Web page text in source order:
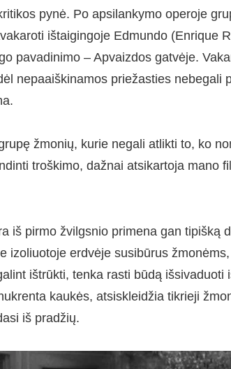
pynė. Po apsilankymo operoje
ištaigingoje Edmundo (Enrique
pavadinimo – Apvaizdos gatvėje.
nepaaiškinamos priežasties nebegali
žmonių, kurie negali atlikti to, ko
troškimo, dažnai atsikartoja mano
iš pirmo žvilgsnio primena gan tipišką
izoliuotoje erdvėje susibūrus
ištrūkti, tenka rasti būdą išsivaduoti
kaukės, atsiskleidžia tikrieji
iš pradžių.